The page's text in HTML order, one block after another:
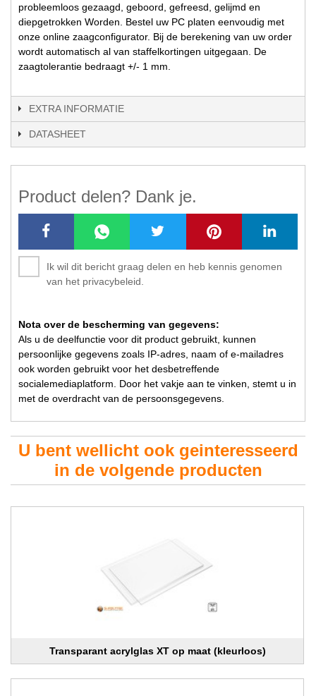
probleemloos gezaagd, geboord, gefreesd, gelijmd en
diepgetrokken Worden. Bestel uw PC platen eenvoudig met
onze online zaagconfigurator. Bij de berekening van uw order
wordt automatisch al van staffelkortingen uitgegaan. De
zaagtolerantie bedraagt +/- 1 mm.
EXTRA INFORMATIE
DATASHEET
Product delen? Dank je.
Ik wil dit bericht graag delen en heb kennis genomen
van het privacybeleid.
Nota over de bescherming van gegevens:
Als u de deelfunctie voor dit product gebruikt, kunnen
persoonlijke gegevens zoals IP-adres, naam of e-mailadres
ook worden gebruikt voor het desbetreffende
socialemediaplatform. Door het vakje aan te vinken, stemt u in
met de overdracht van de persoonsgegevens.
U bent wellicht ook geinteresseerd
in de volgende producten
Transparant acrylglas XT op maat (kleurloos)